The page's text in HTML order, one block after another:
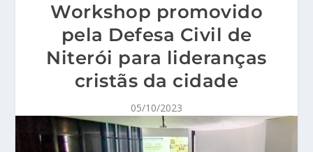
Workshop promovido
pela Defesa Civil de
Niterói para lideranças
cristãs da cidade
05/10/2023